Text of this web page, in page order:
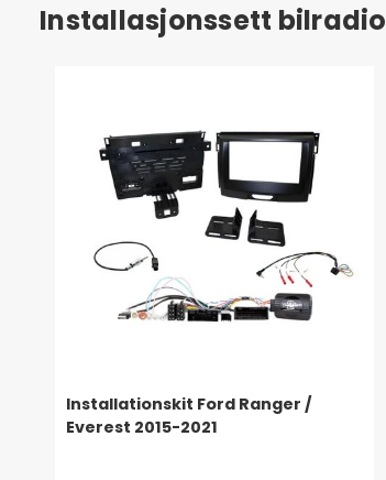
Installasjonssett bilradio
Installationskit Ford Ranger /
Everest 2015-2021